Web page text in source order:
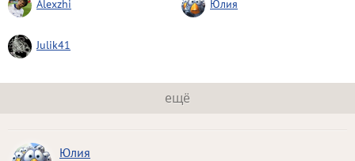
Alexzhi Юлия
Julik41
ещё
Юлия